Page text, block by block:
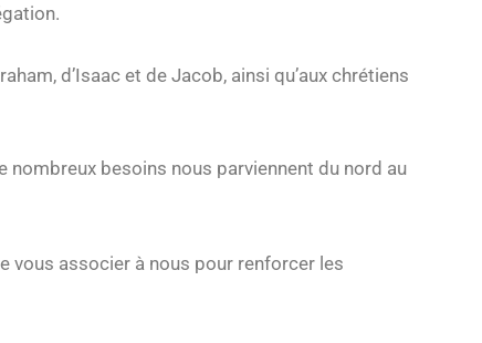
d’Isaac et de Jacob, ainsi qu’aux chrétiens
nombreux besoins nous parviennent du nord au
vous associer à nous pour renforcer les